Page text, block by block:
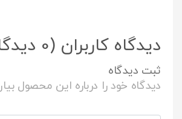
دیدگاه کاربران (0 دیدگاه)
ثبت دیدگاه
دیدگاه خود را درباره این محصول